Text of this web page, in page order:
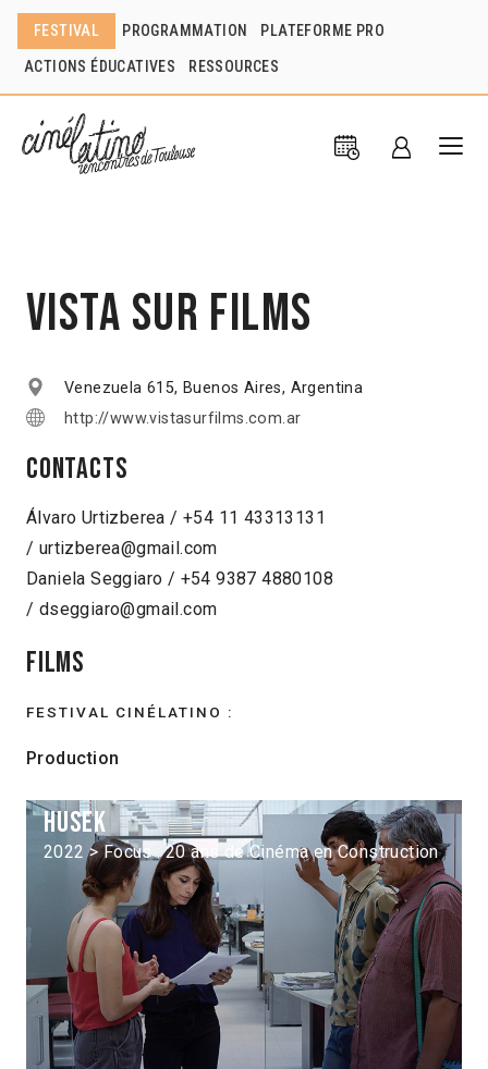
FESTIVAL PROGRAMMATION PLATEFORME PRO
ACTIONS ÉDUCATIVES RESSOURCES
Vista Sur Films
Venezuela 615, Buenos Aires, Argentina
http://www.vistasurfilms.com.ar
Contacts
Álvaro Urtizberea / +54 11 43313131
/ urtizberea@gmail.com
Daniela Seggiaro / +54 9387 4880108
/ dseggiaro@gmail.com
Films
FESTIVAL CINÉLATINO :
Production
Husek
2022 > Focus : 20 ans de Cinéma en Construction